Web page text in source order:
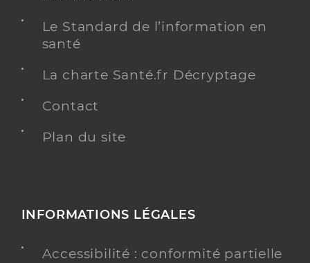
Le Standard de l’information en
santé
La charte Santé.fr Décryptage
Contact
Plan du site
INFORMATIONS LÉGALES
Accessibilité : conformité partielle